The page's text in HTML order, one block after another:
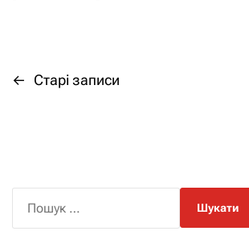
Н
і
г
← Старі записи